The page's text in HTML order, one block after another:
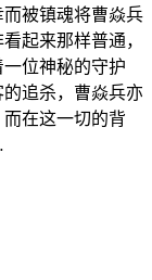
被镇魂将曹焱兵
起来那样普通，
位神秘的守护
追杀，曹焱兵亦
在这一切的背